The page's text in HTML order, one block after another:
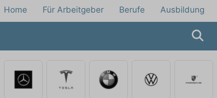
Home Für Arbeitgeber Berufe Ausbildung